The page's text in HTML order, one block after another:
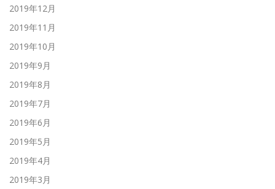
2019年12月
2019年11月
2019年10月
2019年9月
2019年8月
2019年7月
2019年6月
2019年5月
2019年4月
2019年3月